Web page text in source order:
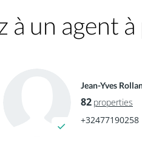
à un agent
Jean-Yves
82 properties
+32477190258